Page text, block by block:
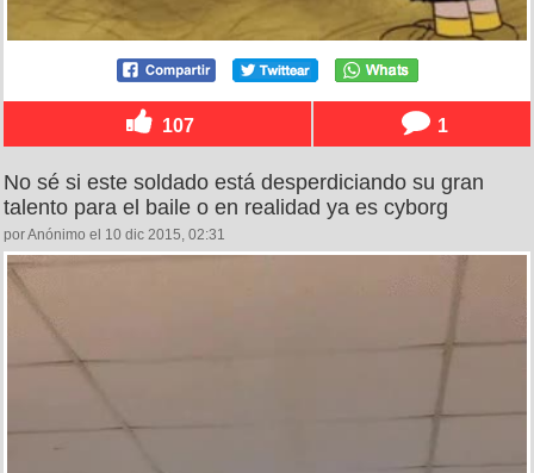
107 1
No sé si este soldado está desperdiciando su gran
talento para el baile o en realidad ya es cyborg
por Anónimo el 10 dic 2015, 02:31